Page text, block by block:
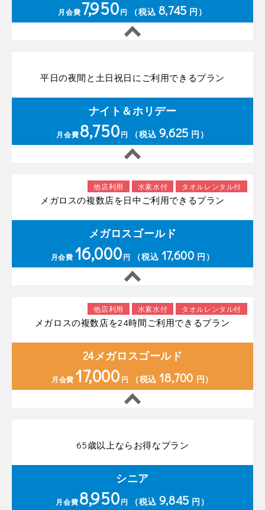
月会費7,950円 （税込 8,745 円）
平日の夜間と土日祝日にご利用できるプラン
ナイト＆ホリデー
月会費8,750円 （税込 9,625 円）
他店利用 水素水付 タオルレンタル付
メガロスの複数店を日中ご利用できるプラン
メガロスゴールド
月会費 16,000円 （税込 17,600 円）
他店利用 水素水付 タオルレンタル付
メガロスの複数店を24時間ご利用できるプラン
24メガロスゴールド
月会費 17,000 円 （税込 18,700 円）
65歳以上ならお得なプラン
シニア
月会費8,950円 （税込 9,845 円）